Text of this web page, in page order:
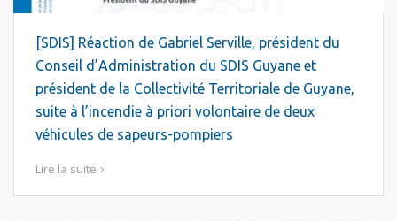
[SDIS] Réaction de Gabriel Serville, président du
Conseil d’Administration du SDIS Guyane et
président de la Collectivité Territoriale de Guyane,
suite à l’incendie à priori volontaire de deux
véhicules de sapeurs-pompiers
Lire la suite